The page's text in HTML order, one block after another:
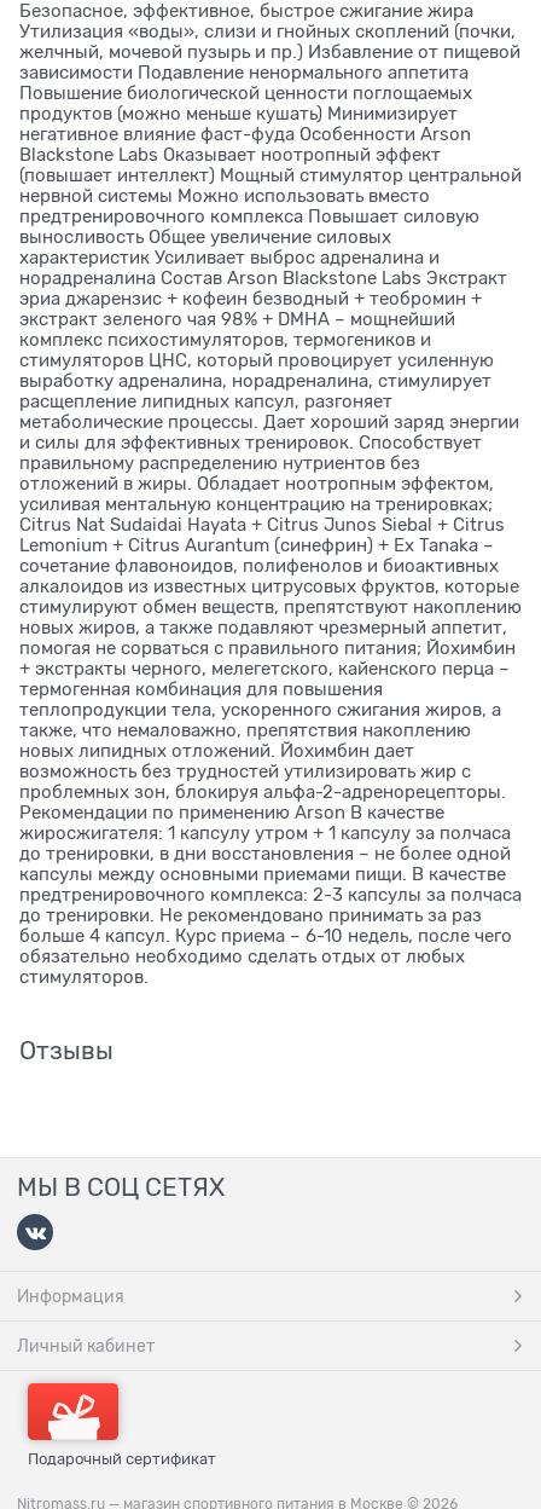
Безопасное, эффективное, быстрое сжигание жира
Утилизация «воды», слизи и гнойных скоплений (почки,
желчный, мочевой пузырь и пр.) Избавление от пищевой
зависимости Подавление ненормального аппетита
Повышение биологической ценности поглощаемых
продуктов (можно меньше кушать) Минимизирует
негативное влияние фаст-фуда Особенности Arson
Blackstone Labs Оказывает ноотропный эффект
(повышает интеллект) Мощный стимулятор центральной
нервной системы Можно использовать вместо
предтренировочного комплекса Повышает силовую
выносливость Общее увеличение силовых
характеристик Усиливает выброс адреналина и
норадреналина Состав Arson Blackstone Labs Экстракт
эриа джарензис + кофеин безводный + теобромин +
экстракт зеленого чая 98% + DMHA – мощнейший
комплекс психостимуляторов, термогеников и
стимуляторов ЦНС, который провоцирует усиленную
выработку адреналина, норадреналина, стимулирует
расщепление липидных капсул, разгоняет
метаболические процессы. Дает хороший заряд энергии
и силы для эффективных тренировок. Способствует
правильному распределению нутриентов без
отложений в жиры. Обладает ноотропным эффектом,
усиливая ментальную концентрацию на тренировках;
Citrus Nat Sudaidai Hayata + Citrus Junos Siebal + Citrus
Lemonium + Citrus Aurantum (синефрин) + Ex Tanaka –
сочетание флавоноидов, полифенолов и биоактивных
алкалоидов из известных цитрусовых фруктов, которые
стимулируют обмен веществ, препятствуют накоплению
новых жиров, а также подавляют чрезмерный аппетит,
помогая не сорваться с правильного питания; Йохимбин
+ экстракты черного, мелегетского, кайенского перца –
термогенная комбинация для повышения
теплопродукции тела, ускоренного сжигания жиров, а
также, что немаловажно, препятствия накоплению
новых липидных отложений. Йохимбин дает
возможность без трудностей утилизировать жир с
проблемных зон, блокируя альфа-2-адренорецепторы.
Рекомендации по применению Arson В качестве
жиросжигателя: 1 капсулу утром + 1 капсулу за полчаса
до тренировки, в дни восстановления – не более одной
капсулы между основными приемами пищи. В качестве
предтренировочного комплекса: 2-3 капсулы за полчаса
до тренировки. Не рекомендовано принимать за раз
больше 4 капсул. Курс приема – 6-10 недель, после чего
обязательно необходимо сделать отдых от любых
стимуляторов.
Отзывы
МЫ В СОЦ СЕТЯХ
Информация
Личный кабинет
Подарочный сертификат
Nitromass.ru — магазин спортивного питания в Москве © 2026